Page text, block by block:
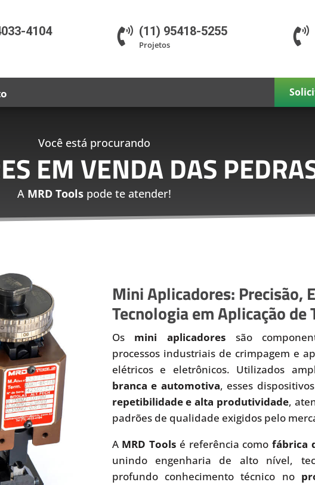
4104  (11) 95418-5255
Projetos 
Você está procurando
EM VENDA DAS
A MRD Tools pode te atender!
Mini Aplicadores: Precisão,
Tecnologia em Aplicação de
Os mini aplicadoressão
processos industriais de crimpagem e
elétricos e eletrônicos. Utilizados
branca e automotiva, esses
repetibilidade e alta produtividade,
padrões de qualidade exigidos pelo
A MRD Tools é referência comofábrica
unindo engenharia de alto nível,
profundo conhecimento técnico no